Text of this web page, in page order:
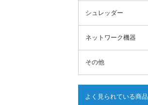
シュレッダー
ネットワーク機器
その他
よく見られている商品